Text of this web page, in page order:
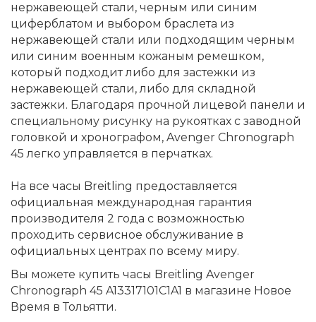
нержавеющей стали, черным или синим
циферблатом и выбором браслета из
нержавеющей стали или подходящим черным
или синим военным кожаным ремешком,
который подходит либо для застежки из
нержавеющей стали, либо для складной
застежки. Благодаря прочной лицевой панели и
специальному рисунку на рукоятках с заводной
головкой и хронографом, Avenger Chronograph
45 легко управляется в перчатках.
На все часы Breitling предоставляется
официальная международная гарантия
производителя 2 года с возможностью
проходить сервисное обслуживание в
официальных центрах по всему миру.
Вы можете купить часы Breitling Avenger
Chronograph 45 A13317101C1A1 в магазине Новое
Время в Тольятти.